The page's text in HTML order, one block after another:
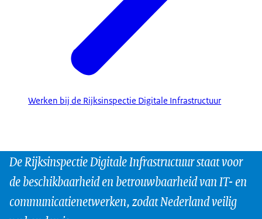
Werken bij de Rijksinspectie Digitale Infrastructuur
De Rijksinspectie Digitale Infrastructuur staat voor
de beschikbaarheid en betrouwbaarheid van IT- en
communicatienetwerken, zodat Nederland veilig